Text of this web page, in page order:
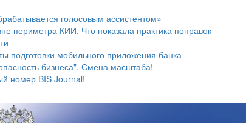
голосовым ассистентом»
периметра КИИ. Что показала практика поправок
подготовки мобильного приложения банка
бизнеса". Смена масштаба!
номер BIS Journal!